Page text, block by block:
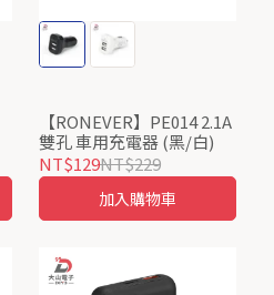
【RONEVER】PE014 2.1A
雙孔 車用充電器 (黑/白)
NT$129NT$229
加入購物車